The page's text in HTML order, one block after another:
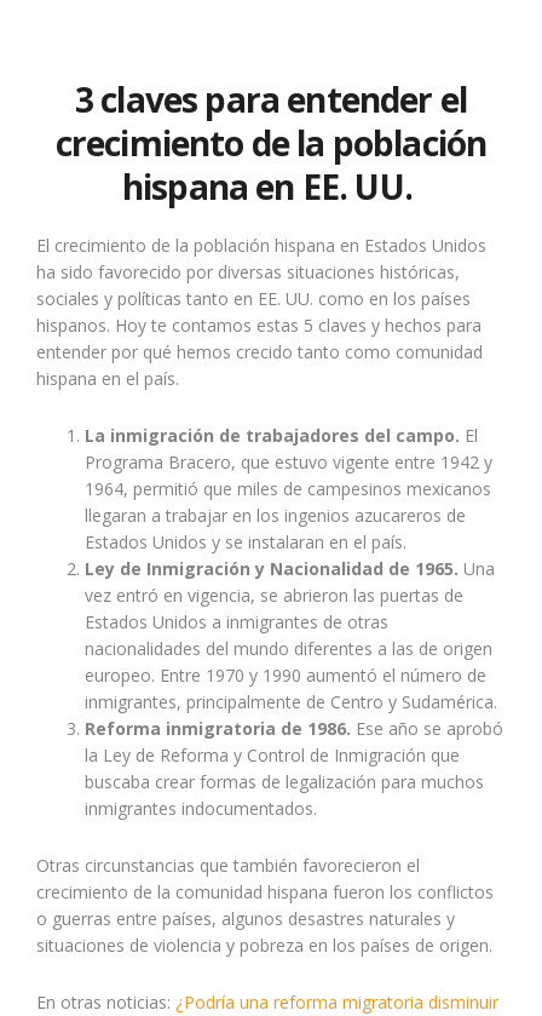
3 claves para entender el
crecimiento de la población
hispana en EE. UU.
El crecimiento de la población hispana en Estados Unidos
ha sido favorecido por diversas situaciones históricas,
sociales y políticas tanto en EE. UU. como en los países
hispanos. Hoy te contamos estas 5 claves y hechos para
entender por qué hemos crecido tanto como comunidad
hispana en el país.
La inmigración de trabajadores del campo. El
Programa Bracero, que estuvo vigente entre 1942 y
1964, permitió que miles de campesinos mexicanos
llegaran a trabajar en los ingenios azucareros de
Estados Unidos y se instalaran en el país.
Ley de Inmigración y Nacionalidad de 1965. Una
vez entró en vigencia, se abrieron las puertas de
Estados Unidos a inmigrantes de otras
nacionalidades del mundo diferentes a las de origen
europeo. Entre 1970 y 1990 aumentó el número de
inmigrantes, principalmente de Centro y Sudamérica.
Reforma inmigratoria de 1986. Ese año se aprobó
la Ley de Reforma y Control de Inmigración que
buscaba crear formas de legalización para muchos
inmigrantes indocumentados.
Otras circunstancias que también favorecieron el
crecimiento de la comunidad hispana fueron los conflictos
o guerras entre países, algunos desastres naturales y
situaciones de violencia y pobreza en los países de origen.
En otras noticias: ¿Podría una reforma migratoria disminuir